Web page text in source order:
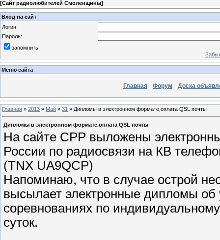
[Сайт радиолюбителей Смоленщины]
Вход на сайт
Логин:
Пароль:
запомнить
Меню сайта
Главная Форум Доска
Главная » 2013 » Май » 31 » Дипломы в электронном формате,оплата QSL почты
Дипломы в электронном формате,оплата QSL почты
На сайте СРР выложены
России по радиосвязи на КВ
(TNX UA9QCP)
Напоминаю, что в случае острой
высылает электронные дипломы
соревнованиях по
суток.